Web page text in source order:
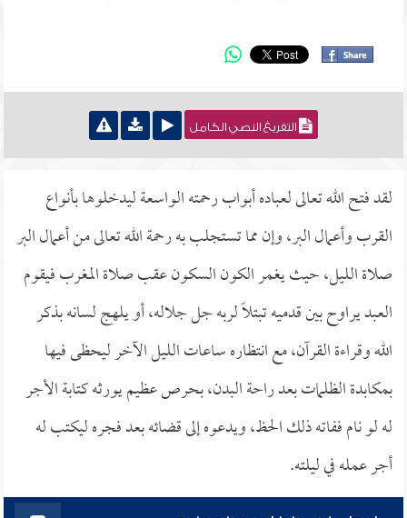
التفريغ النصي الكامل
لقد فتح الله تعالى لعباده أبواب رحمته الواسعة ليدخلوها بأنواع
القرب وأعمال البر، وإن مما تستجلب به رحمة الله تعالى من أعمال البر
صلاة الليل، حيث يغمر الكون السكون عقب صلاة المغرب فيقوم
العبد يراوح بين قدميه تبتلاً لربه جل جلاله، أو يلهج لسانه بذكر
الله وقراءة القرآن، مع انتظاره ساعات الليل الآخر ليحظى فيها
بمكابدة الظلمات بعد راحة البدن، بحرص عظيم يورثه كتابة الأجر
له لو نام ففاته ذلك الحظ، ويدعوه إلى قضائه بعد فجره ليكتب له
أجر عمله في ليلته.